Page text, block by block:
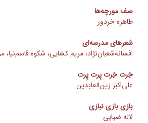
صف مورچه‌ها
طاهره خردور
شعرهای مدرسه‌ای
افسانه‌شعبان‌نژاد، مریم کشایی، شکوه قاسم‌نیا،
خِرت خِرت پِرت پِرت
علی‌اکبر زین‌العابدین
بازی بازی نبازی
لاله ضیایی